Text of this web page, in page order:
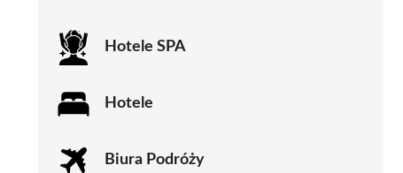
Hotele SPA
Hotele
Biura Podróży